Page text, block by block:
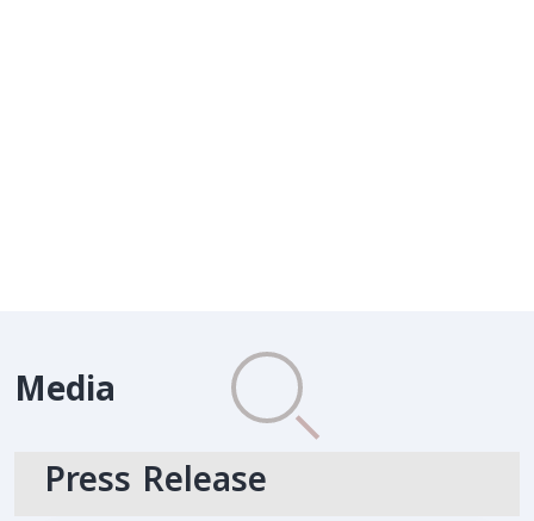
Media
Press Release